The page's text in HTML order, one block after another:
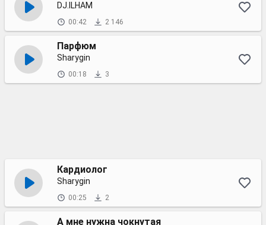
DJ.ILHAM
00:42 2 146
Парфюм
Sharygin
00:18 3
Кардиолог
Sharygin
00:25 2
А мне нужна чокнутая